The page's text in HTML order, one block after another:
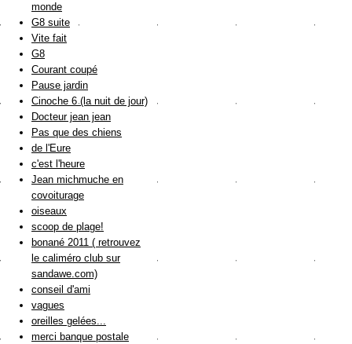
monde
G8 suite
Vite fait
G8
Courant coupé
Pause jardin
Cinoche 6 (la nuit de jour)
Docteur jean jean
Pas que des chiens
de l'Eure
c'est l'heure
Jean michmuche en
covoiturage
oiseaux
scoop de plage!
bonané 2011 ( retrouvez
le caliméro club sur
sandawe.com)
conseil d'ami
vagues
oreilles gelées...
merci banque postale